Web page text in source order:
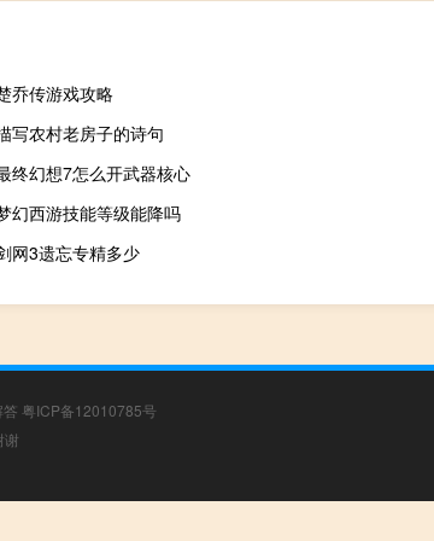
乔传游戏攻略
写农村老房子的诗句
终幻想7怎么开武器核心
幻西游技能等级能降吗
网3遗忘专精多少
粤ICP备12010785号
谢